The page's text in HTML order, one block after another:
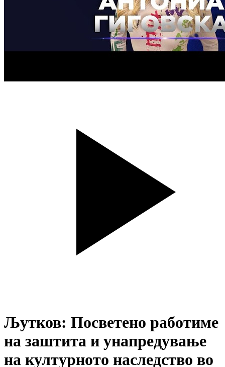
Љутков: Посветено работиме
на заштита и унапредување
на културното наследство во